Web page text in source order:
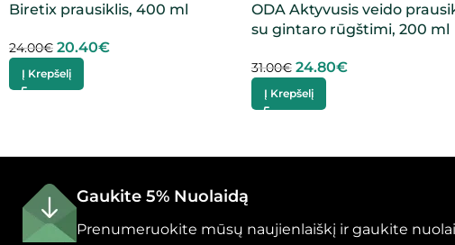
Biretix prausiklis, 400 ml
24.00€ 20.40€
Į Krepšelį
ODA Aktyvusis veido
su gintaro rūgštimi, 200 ml
31.00€ 24.80€
Į Krepšelį
Gaukite 5% Nuolaidą
Prenumeruokite mūsų naujienlaiškį ir gaukite